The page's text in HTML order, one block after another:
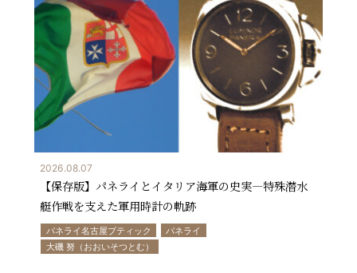
2026.08.07
【保存版】パネライとイタリア海軍の史実—特殊潜水
艇作戦を支えた軍用時計の軌跡
パネライ名古屋ブティック
パネライ
大磯 努（おおいそつとむ）